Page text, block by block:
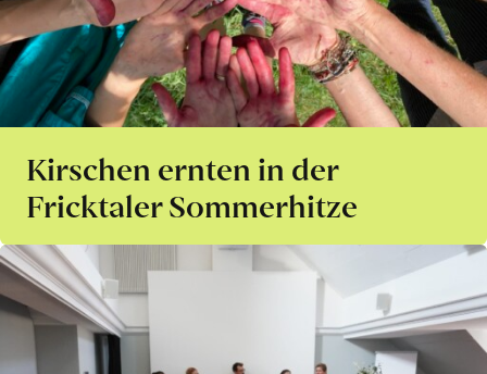
Kirschen ernten in der
Fricktaler Sommerhitze